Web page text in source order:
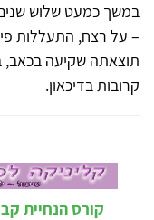
במשך כמעט שלוש שנים
– על רצח, התעללות
תוצאתה שקיעה בכאב,
קרובות בדיכאון.
קורס הנחיית